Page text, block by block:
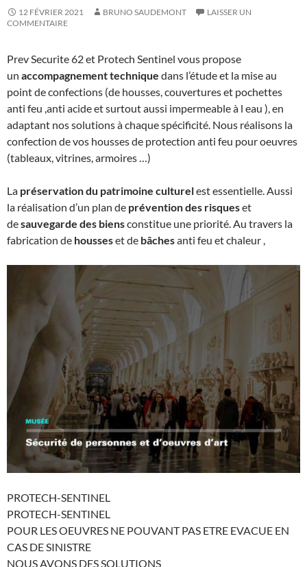
12 FÉVRIER 2021 BRUNO SAUDEMONT
LAISSER UN
COMMENTAIRE
Prev Securite 62 et Protech Sentinel vous propose
un accompagnement technique dans l’étude et la mise au
point de confections (de housses, couvertures et pochettes
anti feu ,anti acide et surtout aussi impermeable à l eau ), en
adaptant nos solutions à chaque spécificité. Nous réalisons la
confection de vos housses de protection anti feu pour oeuvres
(tableaux, vitrines, armoires …)
La préservation du patrimoine culturelest essentielle. Aussi
la réalisation d’un plan de prévention des risqueset
desauvegarde des biensconstitue une priorité. Au travers la
fabrication de housseset de bâchesanti feu et chaleur ,
PROTECH-SENTINEL
PROTECH-SENTINEL
POUR LES OEUVRES NE POUVANT PAS ETRE EVACUE EN
CAS DE SINISTRE
NOUS AVONS DES SOLUTIONS